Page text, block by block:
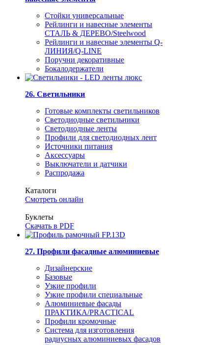
Стойки универсальные
Рейлинги и навесные элементы
СТАЛЬ & ДЕРЕВО/Steelwood
Рейлинги и навесные элементы Q-
ЛИНИЯ/Q-LINE
Поручни декоративные
Бокалодержатели
26. Светильники
Готовые комплекты светильников
Светодиодные светильники
Светодиодные ленты
Профили для светодиодных лент
Источники питания
Аксессуары
Выключатели и датчики
Распродажа
Каталоги
Смотреть онлайн
Буклеты
Скачать в PDF
27. Профили фасадные алюминиевые
Дизайнерские
Базовые
Узкие профили
Узкие профили специальные
Алюминиевые фасады
ПРАКТИКА/PRACTICAL
Профили кромочные
Система для изготовления
радиусных алюминиевых фасадов